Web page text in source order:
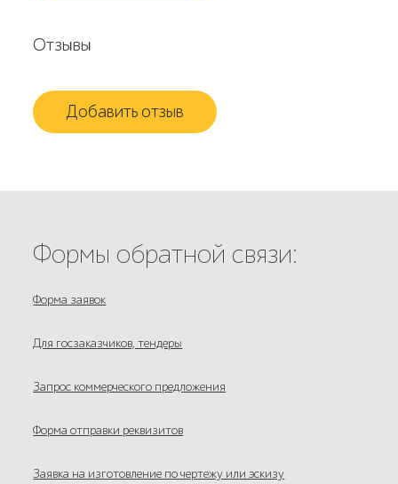
Отзывы
Добавить отзыв
Формы обратной связи:
Форма заявок
Для госзаказчиков, тендеры
Запрос коммерческого предложения
Форма отправки реквизитов
Заявка на изготовление по чертежу или эскизу